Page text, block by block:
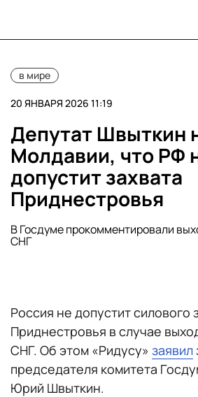
в мире
20 ЯНВАРЯ 2026 11:19
Депутат Швыткин
Молдавии, что РФ
допустит захвата
Приднестровья
В Госдуме прокомментировали
СНГ
Россия не допустит силового
Приднестровья в случае
СНГ. Об этом «Ридусу» заявил
председателя комитета
Юрий Швыткин.